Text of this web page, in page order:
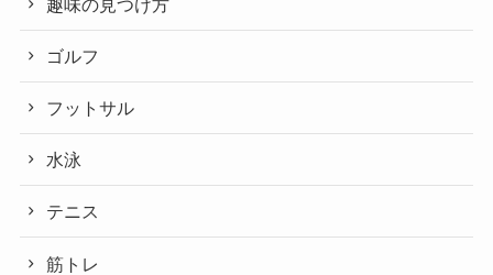
趣味の見つけ方
ゴルフ
フットサル
水泳
テニス
筋トレ